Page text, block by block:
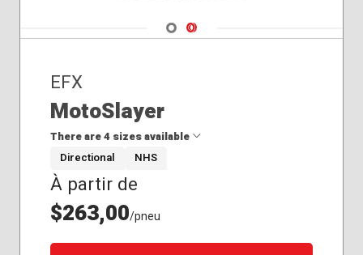
Navigate 1
Navigate 2
EFX
MotoSlayer
There are 4 sizes available
28x9.50R14
30x9.50R16
33x9.50R20
35x9.50R20
Directional NHS
À partir de
$263,00/pneu